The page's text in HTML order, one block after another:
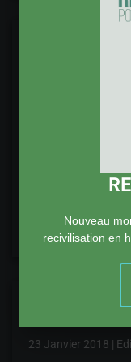
Une
C'est à Davos
socle d'un "vrai
n'est pas que
Lire la suite
Des
23 Janvier 2018 |
Nouveau
recivilisation en